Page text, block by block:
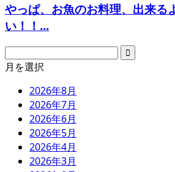
やっぱ、お魚のお料理、出来る
い！！...
月を選択
2026年8月
2026年7月
2026年6月
2026年5月
2026年4月
2026年3月